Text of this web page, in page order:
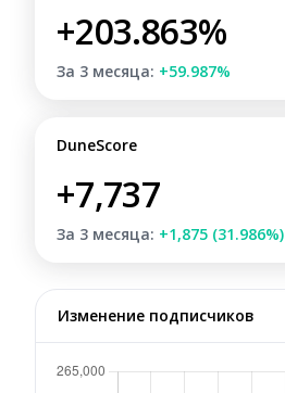
+203.863%
За 3 месяца: +59.987%
DuneScore
+7,737
За 3 месяца: +1,875 (31.986%)
Изменение подписчиков